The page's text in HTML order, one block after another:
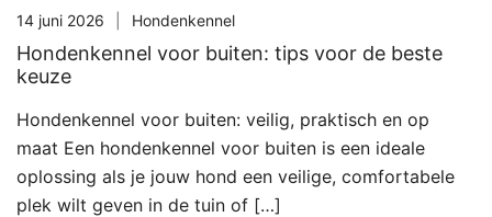
14 juni 2026 Hondenkennel
Hondenkennel voor buiten: tips voor de beste
keuze
Hondenkennel voor buiten: veilig, praktisch en op
maat Een hondenkennel voor buiten is een ideale
oplossing als je jouw hond een veilige, comfortabele
plek wilt geven in de tuin of […]